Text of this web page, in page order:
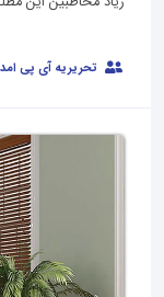
تحریریه آی پی